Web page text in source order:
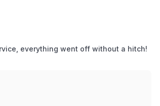
everything went off without a hitch!